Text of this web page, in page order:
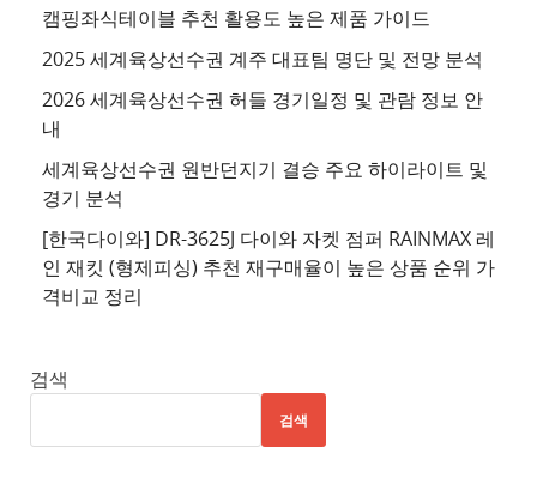
이
트
추
사
이
트
사
이
캠핑좌식테이블 추천 활용도 높은 제품 가이드
2025 세계육상선수권 계주 대표팀 명단 및 전망 분석
2026 세계육상선수권 허들 경기일정 및 관람 정보 안
내
세계육상선수권 원반던지기 결승 주요 하이라이트 및
경기 분석
[한국다이와] DR-3625J 다이와 자켓 점퍼 RAINMAX 레
인 재킷 (형제피싱) 추천 재구매율이 높은 상품 순위 가
격비교 정리
검색
검색